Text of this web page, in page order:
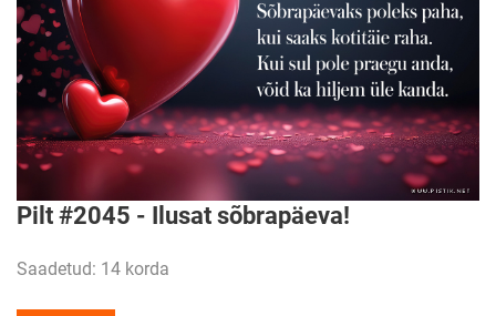
Pilt #2045 - Ilusat sõbrapäeva!
Saadetud: 14 korda